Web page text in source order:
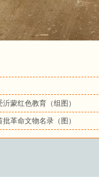
蒙红色教育（组图）
革命文物名录（图）